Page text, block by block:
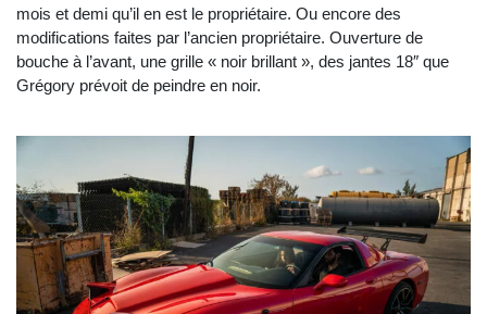
mois et demi qu’il en est le propriétaire. Ou encore des
modifications faites par l’ancien propriétaire. Ouverture de
bouche à l’avant, une grille « noir brillant », des jantes 18″ que
Grégory prévoit de peindre en noir.